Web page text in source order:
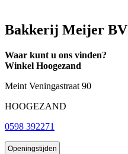
Bakkerij Meijer BV
Waar kunt u ons vinden?
Winkel Hoogezand
Meint Veningastraat 90
HOOGEZAND
0598 392271
Openingstijden